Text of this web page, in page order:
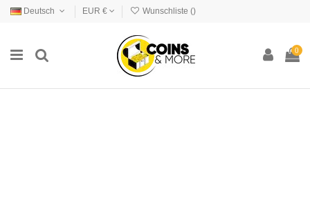
Deutsch EUR € Wunschliste ()
0